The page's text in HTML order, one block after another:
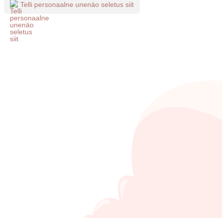
Telli personaalne unenäo seletus siit